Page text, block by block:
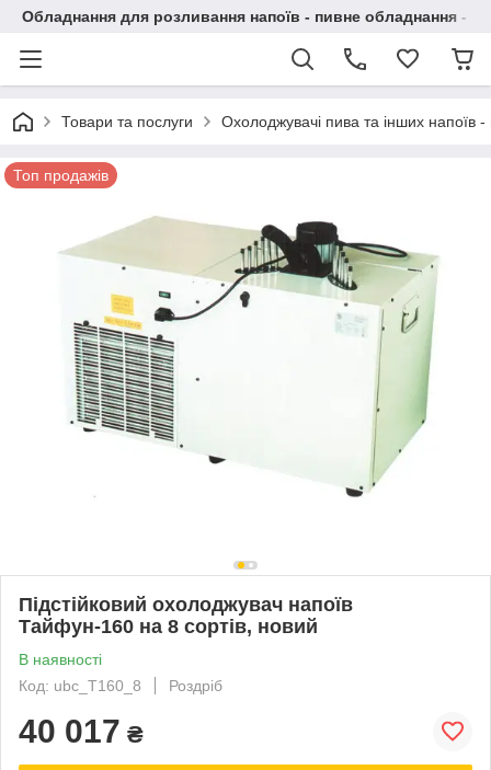
Обладнання для розливання напоїв - пивне обладнання - в
Товари та послуги Охолоджувачі пива та інших напоїв -
Топ продажів
Підстійковий охолоджувач напоїв
Тайфун-160 на 8 сортів, новий
В наявності
Код: ubc_T160_8
Роздріб
40 017 ₴